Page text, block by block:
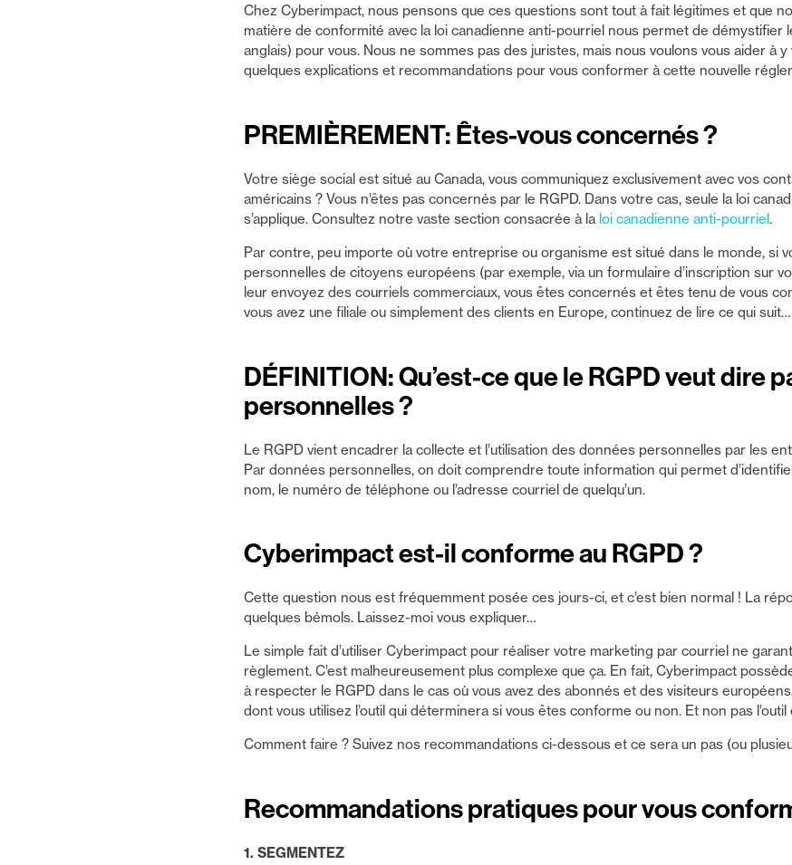
Chez Cyberimpact, nous pensons que ces questions sont tout à fait légitimes et que
matière de conformité avec la loi canadienne anti-pourriel nous permet de démystifier
anglais) pour vous. Nous ne sommes pas des juristes, mais nous voulons vous aider à y
quelques explications et recommandations pour vous conformer à cette nouvelle
PREMIÈREMENT: Êtes-vous concernés ?
Votre siège social est situé au Canada, vous communiquez exclusivement avec vos
américains ? Vous n’êtes pas concernés par le RGPD. Dans votre cas, seule la loi
s’applique. Consultez notre vaste section consacrée à la loi canadienne anti-pourriel.
Par contre, peu importe où votre entreprise ou organisme est situé dans le monde, si
personnelles de citoyens européens (par exemple, via un formulaire d’inscription sur
leur envoyez des courriels commerciaux, vous êtes concernés et êtes tenu de vous
vous avez une filiale ou simplement des clients en Europe, continuez de lire ce qui suit…
DÉFINITION: Qu’est-ce que le RGPD veut dire
personnelles ?
Le RGPD vient encadrer la collecte et l’utilisation des données personnelles par les
Par données personnelles, on doit comprendre toute information qui permet
nom, le numéro de téléphone ou l’adresse courriel de quelqu’un.
Cyberimpact est-il conforme au RGPD ?
Cette question nous est fréquemment posée ces jours-ci, et c’est bien normal ! La
quelques bémols. Laissez-moi vous expliquer…
Le simple fait d’utiliser Cyberimpact pour réaliser votre marketing par courriel ne
règlement. C’est malheureusement plus complexe que ça. En fait, Cyberimpact
à respecter le RGPD dans le cas où vous avez des abonnés et des visiteurs
dont vous utilisez l’outil qui déterminera si vous êtes conforme ou non. Et non pas
Comment faire ? Suivez nos recommandations ci-dessous et ce sera un pas (ou
Recommandations pratiques pour vous
1. SEGMENTEZ